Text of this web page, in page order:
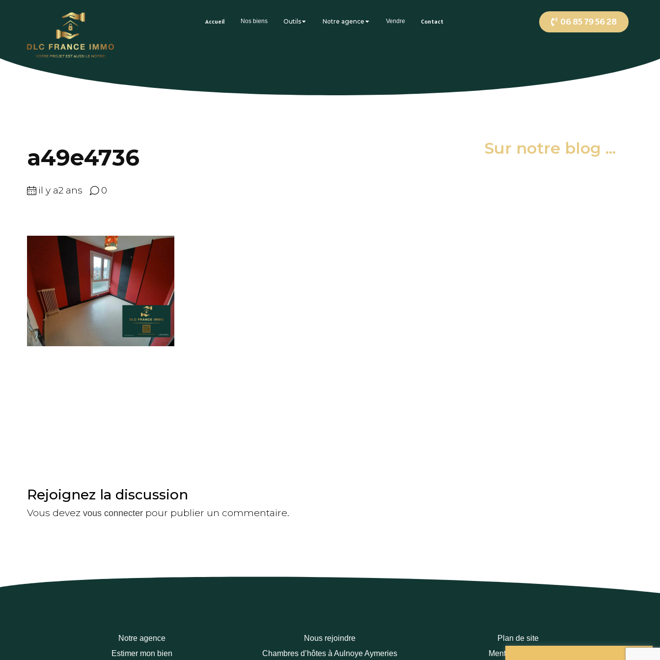
Accueil Nos biens Outils Notre agence Vendre Contact 06 85 79 56 28
a49e4736
il y a2 ans 0
Rejoignez la discussion
Vous devez vous connecter pour publier un commentaire.
Sur notre blog ...
Notre agence
Estimer mon bien
Nous rejoindre
Chambres d’hôtes à Aulnoye Aymeries
Plan de site
Mentions légales